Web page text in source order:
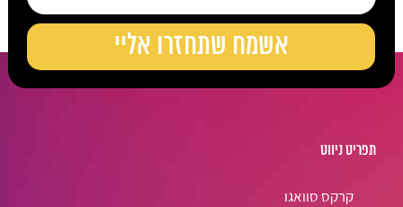
תפריט ניווט
קרקס סוואגו